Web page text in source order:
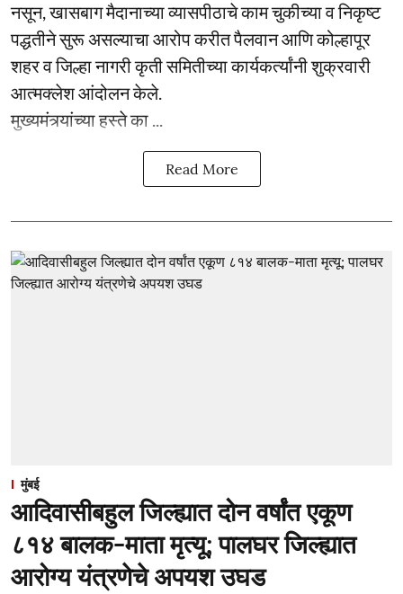
नसून, खासबाग मैदानाच्या व्यासपीठाचे काम चुकीच्या व निकृष्ट
पद्धतीने सुरू असल्याचा आरोप करीत पैलवान आणि कोल्हापूर
शहर व जिल्हा नागरी कृती समितीच्या कार्यकर्त्यांनी शुक्रवारी
आत्मक्लेश आंदोलन केले.
मुख्यमंत्र्यांच्या हस्ते का ...
Read More
मुंबई
आदिवासीबहुल जिल्ह्यात दोन वर्षांत एकूण
८१४ बालक-माता मृत्यू; पालघर जिल्ह्यात
आरोग्य यंत्रणेचे अपयश उघड